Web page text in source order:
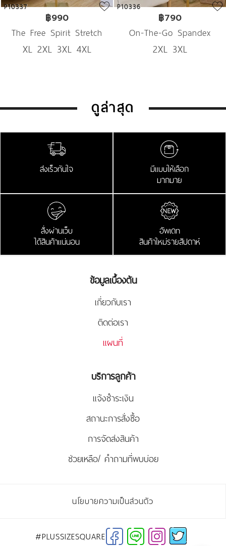
Spandex
3XL
P10316
Unique Wavy Boho Denim
P10311
Tall &
ดูล่าสุด
ส่งเร็วทันใจ มีแบบให้เลือก
มากมาย
สั่งผ่านเว็บ
ได้สินค้าแน่นอน
อัพเดท
สินค้าใหม่รายสัปดาห์
ข้อมูลเบื้องต้น
เกี่ยวกับเรา
ติดต่อเรา
แผนที่
บริการลูกค้า
แจ้งชำระเงิน
สถานะการสั่งซื้อ
การจัดส่งสินค้า
ช่วยเหลือ/ คำถามที่พบบ่อย
นโยบายความเป็นส่วนตัว
#PLUSSIZESQUARE